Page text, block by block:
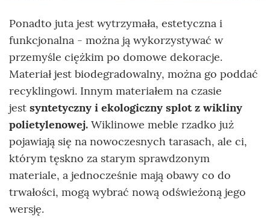
Ponadto juta jest wytrzymała, estetyczna i
funkcjonalna - można ją wykorzystywać w
przemyśle ciężkim po domowe dekoracje.
Materiał jest biodegradowalny, można go poddać
recyklingowi. Innym materiałem na czasie
jest syntetyczny i ekologiczny splot z wikliny
polietylenowej. Wiklinowe meble rzadko już
pojawiają się na nowoczesnych tarasach, ale ci,
którym tęskno za starym sprawdzonym
materiale, a jednocześnie mają obawy co do
trwałości, mogą wybrać nową odświeżoną jego
wersję.